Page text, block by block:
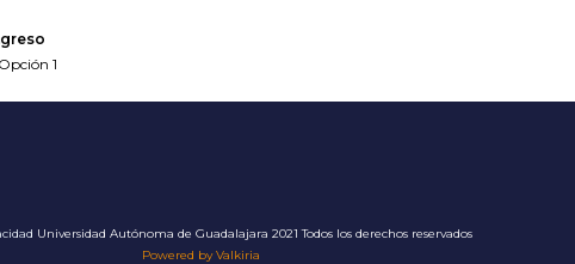
1
Universidad Autónoma de Guadalajara 2021 Todos los derechos reservados
Powered by Valkiria